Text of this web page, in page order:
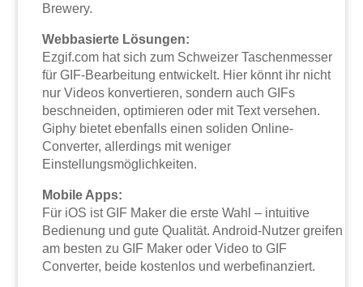
Brewery.
Webbasierte Lösungen:
Ezgif.com hat sich zum Schweizer Taschenmesser
für GIF-Bearbeitung entwickelt. Hier könnt ihr nicht
nur Videos konvertieren, sondern auch GIFs
beschneiden, optimieren oder mit Text versehen.
Giphy bietet ebenfalls einen soliden Online-
Converter, allerdings mit weniger
Einstellungsmöglichkeiten.
Mobile Apps:
Für iOS ist GIF Maker die erste Wahl – intuitive
Bedienung und gute Qualität. Android-Nutzer greifen
am besten zu GIF Maker oder Video to GIF
Converter, beide kostenlos und werbefinanziert.